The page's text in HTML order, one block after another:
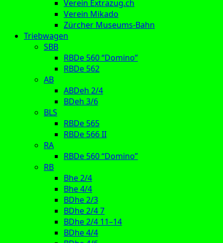
Verein Extrazug.ch
Verein Mikado
Zürcher Museums-Bahn
Triebwagen
SBB
RBDe 560 “Domino”
RBDe 562
AB
ABDeh 2/4
BDeh 3/6
BLS
RBDe 565
RBDe 566 II
RA
RBDe 560 “Domino”
RB
Bhe 2/4
Bhe 4/4
BDhe 2/3
BDhe 2/4 7
BDhe 2/4 11–14
BDhe 4/4